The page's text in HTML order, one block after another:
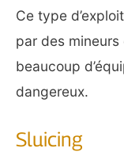
Ce type
par des
beaucoup
dangereux.
Sluicing